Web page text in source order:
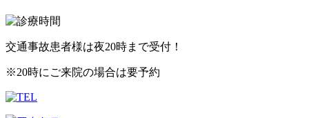
交通事故患者様は夜20時まで受付！
※20時にご来院の場合は要予約